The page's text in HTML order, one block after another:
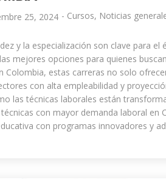
25, 2024 - Cursos, Noticias
y la especialización son clave para
mejores opciones para quienes
Colombia, estas carreras no solo
con alta empleabilidad y
las técnicas laborales están
con mayor demanda laboral
con programas innovadores y